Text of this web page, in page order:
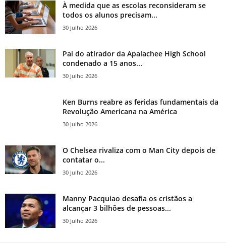
À medida que as escolas reconsideram se
todos os alunos precisam...
30 Julho 2026
Pai do atirador da Apalachee High School
condenado a 15 anos...
30 Julho 2026
Ken Burns reabre as feridas fundamentais da
Revolução Americana na América
30 Julho 2026
O Chelsea rivaliza com o Man City depois de
contatar o...
30 Julho 2026
Manny Pacquiao desafia os cristãos a
alcançar 3 bilhões de pessoas...
30 Julho 2026